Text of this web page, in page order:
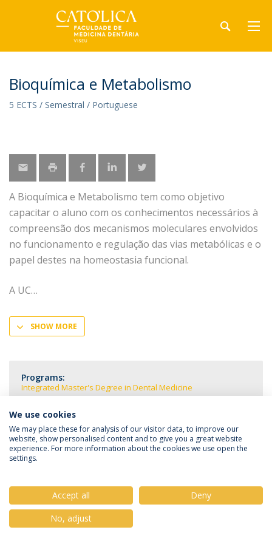
Bioquímica e Metabolismo
5 ECTS / Semestral / Portuguese
A Bioquímica e Metabolismo tem como objetivo
capacitar o aluno com os conhecimentos necessários à
compreensão dos mecanismos moleculares envolvidos
no funcionamento e regulação das vias metabólicas e o
papel destes na homeostasia funcional.
A UC
SHOW MORE
Programs:
Integrated Master's Degree in Dental Medicine
Privacy Policy Terms & Conditions Rights of Data Subjects
© 2026 Universidade Católica Portuguesa
We use cookies
We may place these for analysis of our visitor data, to improve our
website, show personalised content and to give you a great website
experience. For more information about the cookies we use open the
settings.
Accept all
Deny
No, adjust